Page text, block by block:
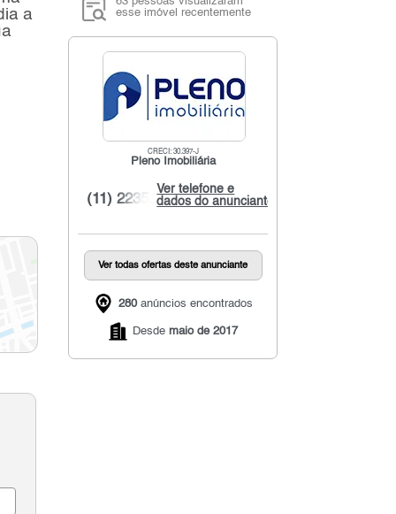
a
esse imóvel recentemente
CRECI: 30.397-J
Pleno Imobiliária
Ver telefone e
dados do anunciante
(11) 2235...
Ver todas ofertas deste anunciante
280anúncios encontrados
Desde maio de 2017